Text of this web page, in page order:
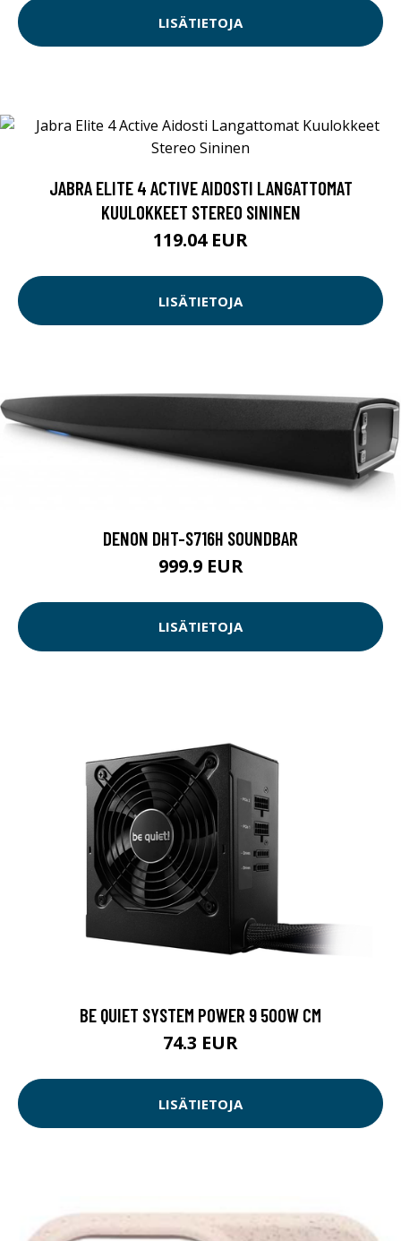
LISÄTIETOJA
JABRA ELITE 4 ACTIVE AIDOSTI LANGATTOMAT
KUULOKKEET STEREO SININEN
119.04 EUR
LISÄTIETOJA
DENON DHT-S716H SOUNDBAR
999.9 EUR
LISÄTIETOJA
BE QUIET SYSTEM POWER 9 500W CM
74.3 EUR
LISÄTIETOJA